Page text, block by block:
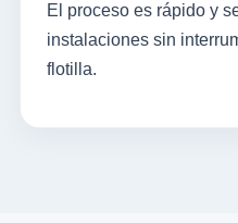
El proceso es rápido y
instalaciones sin
flotilla.